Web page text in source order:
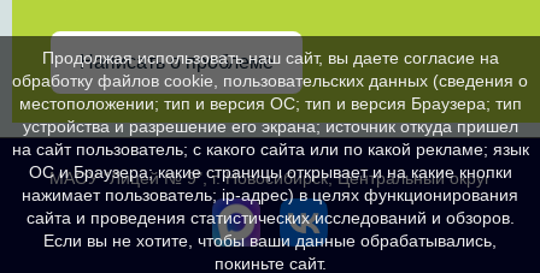
Написать о проблеме
МАОУ "Лицей № 9", г. Новосибирск, Центральный округ
Продолжая использовать наш сайт, вы даете согласие на
обработку файлов cookie, пользовательских данных (сведения о
местоположении; тип и версия ОС; тип и версия Браузера; тип
устройства и разрешение его экрана; источник откуда пришел
на сайт пользователь; с какого сайта или по какой рекламе; язык
ОС и Браузера; какие страницы открывает и на какие кнопки
нажимает пользователь; ip-адрес) в целях функционирования
сайта и проведения статистических исследований и обзоров.
Если вы не хотите, чтобы ваши данные обрабатывались,
покиньте сайт.